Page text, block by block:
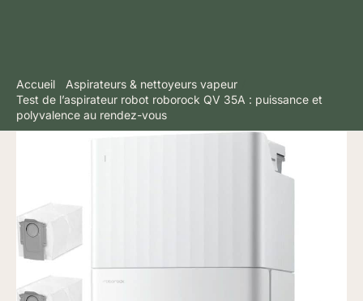
Accueil
Aspirateurs & nettoyeurs vapeur
Test de l’aspirateur robot roborock QV 35A : puissance et
polyvalence au rendez-vous